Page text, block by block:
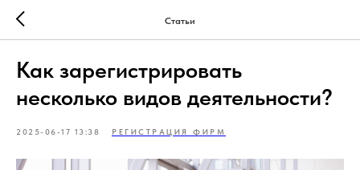
Статьи
Как зарегистрировать
несколько видов деятельности?
2025-06-17 13:38 РЕГИСТРАЦИЯ ФИРМ